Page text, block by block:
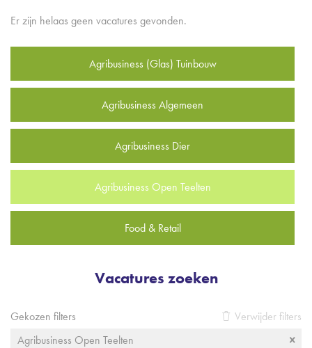
Er zijn helaas geen vacatures gevonden.
Agribusiness (Glas) Tuinbouw
Agribusiness Algemeen
Agribusiness Dier
Agribusiness Open Teelten
Food & Retail
Vacatures zoeken
Gekozen filters
Verwijder filters
Agribusiness Open Teelten